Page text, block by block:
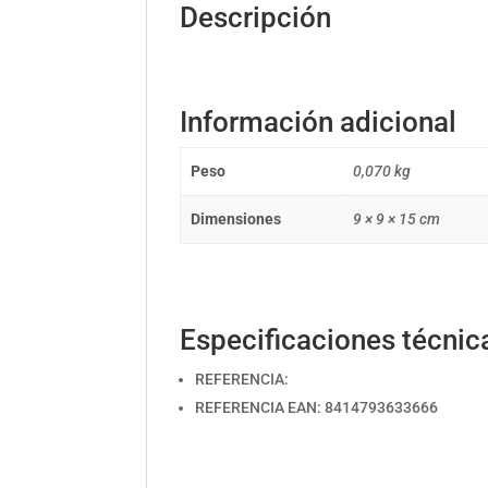
Descripción
Información adicional
Peso 0,070 kg
Dimensiones 9 × 9 × 15 cm
Especificaciones
REFERENCIA:
REFERENCIA EAN: 8414793633666